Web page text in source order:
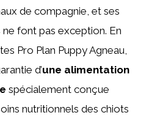
de compagnie, et ses
font pas exception. En
Pro Plan Puppy Agneau,
d’une alimentation
spécialement conçue
nutritionnels des chiots